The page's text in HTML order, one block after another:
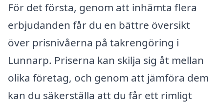
För det första, genom att inhämta flera
erbjudanden får du en bättre översikt
över prisnivåerna på takrengöring i
Lunnarp. Priserna kan skilja sig åt mellan
olika företag, och genom att jämföra dem
kan du säkerställa att du får ett rimligt